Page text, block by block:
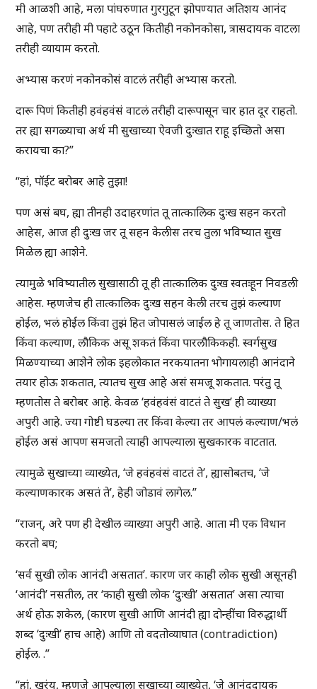
मी आळशी आहे, मला पांघरुणात गुरगुटून झोपण्यात अतिशय आनंद
आहे, पण तरीही मी पहाटे उठून कितीही नकोनकोसा, त्रासदायक वाटला
तरीही व्यायाम करतो.
अभ्यास करणं नकोनकोसं वाटलं तरीही अभ्यास करतो.
दारू पिणं कितीही हवंहवंसं वाटलं तरीही दारूपासून चार हात दूर राहतो.
तर ह्या सगळ्याचा अर्थ मी सुखाच्या ऐवजी दुःखात राहू इच्छितो असा
करायचा का?”
“हां, पॉईंट बरोबर आहे तुझा!
पण असं बघ, ह्या तीनही उदाहरणांत तू तात्कालिक दुःख सहन करतो
आहेस, आज ही दुःख जर तू सहन केलीस तरच तुला भविष्यात सुख
मिळेल ह्या आशेने.
त्यामुळे भविष्यातील सुखासाठी तू ही तात्कालिक दुःख स्वतःहून निवडली
आहेस. म्हणजेच ही तात्कालिक दुःख सहन केली तरच तुझं कल्याण
होईल, भलं होईल किंवा तुझं हित जोपासलं जाईल हे तू जाणतोस. ते हित
किंवा कल्याण, लौकिक असू शकतं किंवा पारलौकिकही. स्वर्गसुख
मिळण्याच्या आशेने लोक इहलोकात नरकयातना भोगायलाही आनंदाने
तयार होऊ शकतात, त्यातच सुख आहे असं समजू शकतात. परंतु तू
म्हणतोस ते बरोबर आहे. केवळ ‘हवंहवंसं वाटतं ते सुख’ ही व्याख्या
अपुरी आहे. ज्या गोष्टी घडल्या तर किंवा केल्या तर आपलं कल्याण/भलं
होईल असं आपण समजतो त्याही आपल्याला सुखकारक वाटतात.
त्यामुळे सुखाच्या व्याख्येत, ‘जे हवंहवंसं वाटतं ते’, ह्यासोबतच, ‘जे
कल्याणकारक असतं ते’, हेही जोडावं लागेल.”
“राजन्, अरे पण ही देखील व्याख्या अपुरी आहे. आता मी एक विधान
करतो बघ;
‘सर्व सुखी लोक आनंदी असतात’. कारण जर काही लोक सुखी असूनही
‘आनंदी’ नसतील, तर ‘काही सुखी लोक ‘दुःखी’ असतात’ असा त्याचा
अर्थ होऊ शकेल, (कारण सुखी आणि आनंदी ह्या दोन्हींचा विरुद्धार्थी
शब्द ‘दुःखी’ हाच आहे) आणि तो वदतोव्याघात (contradiction)
होईल. .”
“हां, खरंय, म्हणजे आपल्याला सुखाच्या व्याख्येत, ‘जे आनंददायक